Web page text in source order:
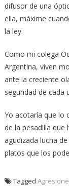
difusor de una
ella, máxime
la ley.
Como mi colega
Argentina, viven
ante la creciente
seguridad de cada
Yo acotaría que lo
de la pesadilla
agudizada lucha
platos que los
Tagged